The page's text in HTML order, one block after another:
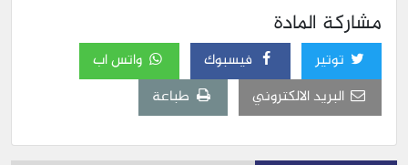
مشاركة المادة
توتير فيسبوك
واتس اب
البريد الالكتروني
طباعة